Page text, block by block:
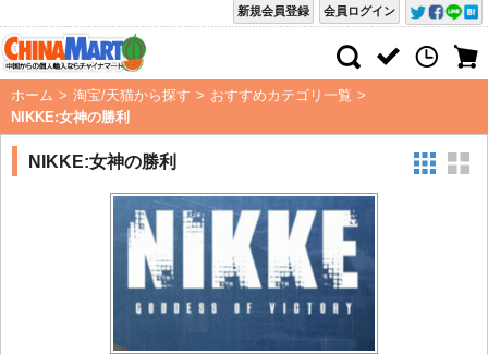
会員ログイン
新規会員登録
ホーム > 淘宝/天猫から探す > おすすめカテゴリ一覧 >
NIKKE:女神の勝利
NIKKE:女神の勝利